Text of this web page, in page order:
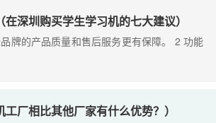
深圳购买学生学习机的七大建议）
牌的产品质量和售后服务更有保障。 2 功能
厂相比其他厂家有什么优势？）